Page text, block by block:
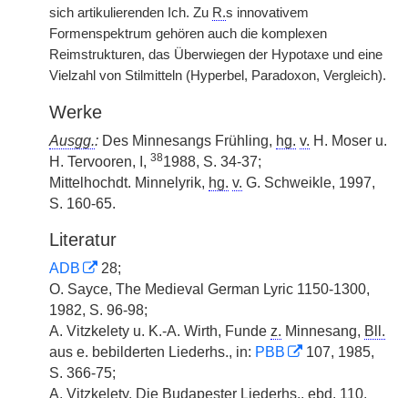
sich artikulierenden Ich. Zu R.s innovativem
Formenspektrum gehören auch die komplexen
Reimstrukturen, das Überwiegen der Hypotaxe und eine
Vielzahl von Stilmitteln (Hyperbel, Paradoxon, Vergleich).
Werke
Ausgg.: Des Minnesangs Frühling, hg. v. H. Moser u.
H. Tervooren, I, 381988, S. 34-37;
Mittelhochdt. Minnelyrik, hg. v. G. Schweikle, 1997,
S. 160-65.
Literatur
ADB
28;
O. Sayce, The Medieval German Lyric 1150-1300,
1982, S. 96-98;
A. Vitzkelety u. K.-A. Wirth, Funde z. Minnesang, Bll.
aus e. bebilderten Liederhs., in: PBB
107, 1985,
S. 366-75;
A. Vitzkelety, Die Budapester Liederhs., ebd. 110,